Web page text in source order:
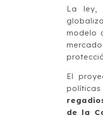
La ley,
modelo
El
de la